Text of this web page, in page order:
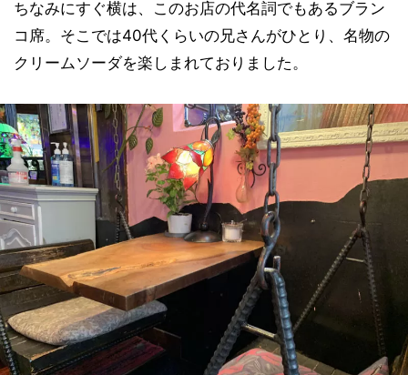
ちなみにすぐ横は、このお店の代名詞でもあるブラン
コ席。そこでは40代くらいの兄さんがひとり、名物の
クリームソーダを楽しまれておりました。